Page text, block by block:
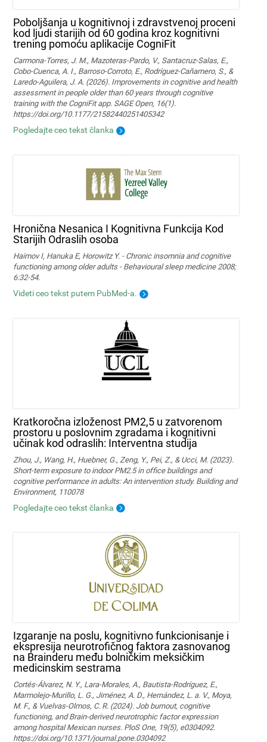
Poboljšanja u kognitivnoj i zdravstvenoj proceni
kod ljudi starijih od 60 godina kroz kognitivni
trening pomoću aplikacije CogniFit
Carmona-Torres, J. M., Mazoteras-Pardo, V., Santacruz-Salas, E.,
Cobo-Cuenca, A. I., Barroso-Corroto, E., Rodríguez-Cañamero, S., &
Laredo-Aguilera, J. A. (2026). Improvements in cognitive and health
assessment in people older than 60 years through cognitive
training with the CogniFit app. SAGE Open, 16(1).
https://doi.org/10.1177/21582440251405342
Pogledajte ceo tekst članka
Hronična Nesanica I Kognitivna Funkcija Kod
Starijih Odraslih osoba
Haimov I, Hanuka E, Horowitz Y. - Chronic insomnia and cognitive
functioning among older adults - Behavioural sleep medicine 2008;
6:32-54.
Videti ceo tekst putem PubMed-a.
Kratkoročna izloženost PM2,5 u zatvorenom
prostoru u poslovnim zgradama i kognitivni
učinak kod odraslih: Interventna studija
Zhou, J., Wang, H., Huebner, G., Zeng, Y., Pei, Z., & Ucci, M. (2023).
Short-term exposure to indoor PM2.5 in office buildings and
cognitive performance in adults: An intervention study. Building and
Environment, 110078
Pogledajte ceo tekst članka
Izgaranje na poslu, kognitivno funkcionisanje i
ekspresija neurotrofičnog faktora zasnovanog
na Brainderu među bolničkim meksičkim
medicinskim sestrama
Cortés-Álvarez, N. Y., Lara-Morales, A., Bautista-Rodríguez, E.,
Marmolejo-Murillo, L. G., Jiménez, A. D., Hernández, L. a. V., Moya,
M. F., & Vuelvas-Olmos, C. R. (2024). Job burnout, cognitive
functioning, and Brain-derived neurotrophic factor expression
among hospital Mexican nurses. PloS One, 19(5), e0304092.
https://doi.org/10.1371/journal.pone.0304092